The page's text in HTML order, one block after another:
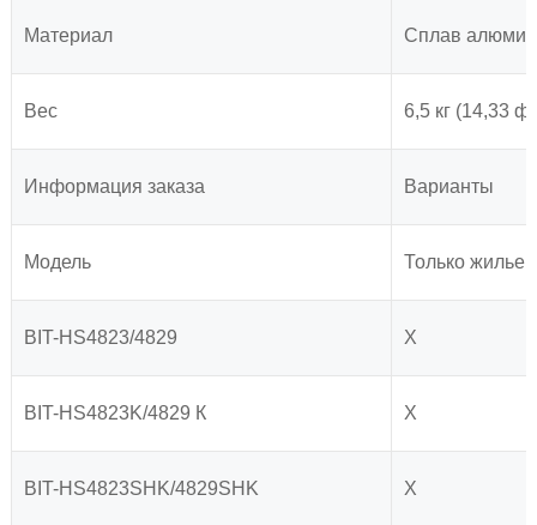
Материал Сплав
Вес 6,5 кг (14,33
Информация заказа Варианты
Модель Только жилье
BIT-HS4823/4829 X
BIT-HS4823K/4829 К X
BIT-HS4823SHK/4829SHK X